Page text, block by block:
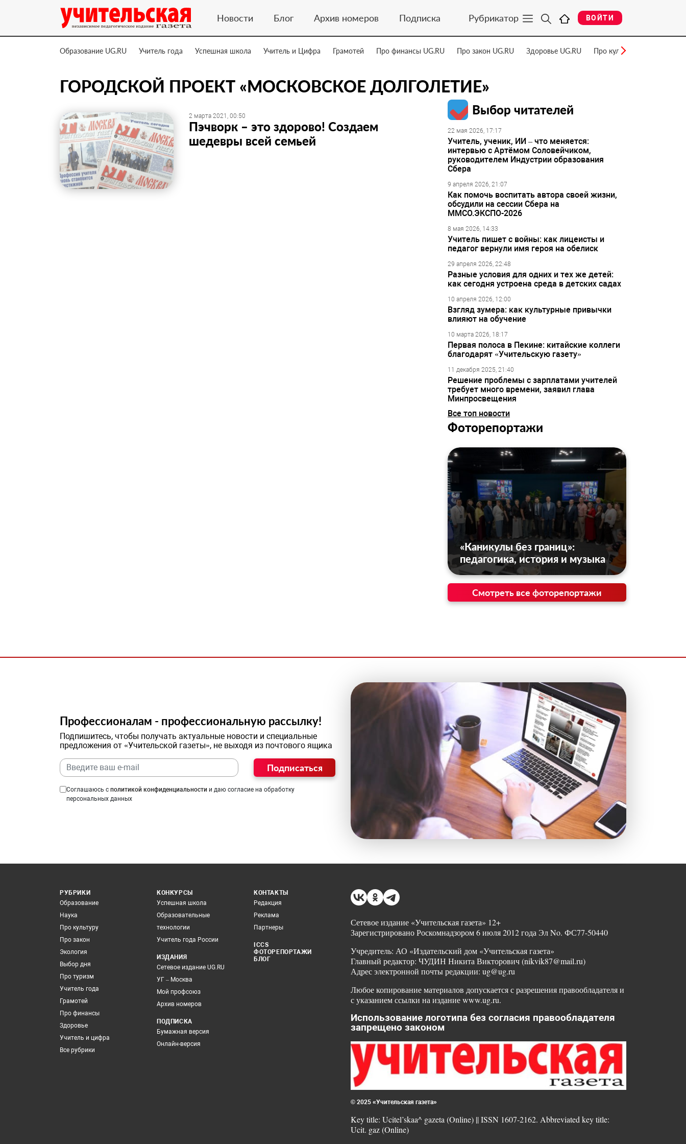
Новости Блог Архив номеров Подписка Рубрикатор ВОЙТИ
Образование UG.RU Учитель года Успешная школа Учитель и Цифра Грамотей Про финансы UG.RU Про закон UG.RU Здоровье UG.RU Про культуру UG.RU
ГОРОДСКОЙ ПРОЕКТ «МОСКОВСКОЕ ДОЛГОЛЕТИЕ»
2 марта 2021, 00:50
Пэчворк – это здорово! Создаем
шедевры всей семьей
Выбор читателей
22 мая 2026, 17:17
Учитель, ученик, ИИ – что меняется:
интервью с Артёмом Соловейчиком,
руководителем Индустрии образования
Сбера
9 апреля 2026, 21:07
Как помочь воспитать автора своей жизни,
обсудили на сессии Сбера на
ММСО.ЭКСПО-2026
8 мая 2026, 14:33
Учитель пишет с войны: как лицеисты и
педагог вернули имя героя на обелиск
29 апреля 2026, 22:48
Разные условия для одних и тех же детей:
как сегодня устроена среда в детских садах
10 апреля 2026, 12:00
Взгляд зумера: как культурные привычки
влияют на обучение
10 марта 2026, 18:17
Первая полоса в Пекине: китайские коллеги
благодарят «Учительскую газету»
11 декабря 2025, 21:40
Решение проблемы с зарплатами учителей
требует много времени, заявил глава
Минпросвещения
Все топ новости
Фоторепортажи
«Каникулы без границ»:
педагогика, история и музыка
Смотреть все фоторепортажи
Профессионалам - профессиональную рассылку!
Подпишитесь, чтобы получать актуальные новости и специальные
предложения от «Учительской газеты», не выходя из почтового ящика
Подписаться
Соглашаюсь с политикой конфиденциальности и даю согласие на обработку
персональных данных
РУБРИКИ
Образование
Наука
Про культуру
Про закон
Экология
Выбор дня
Про туризм
Учитель года
Грамотей
Про финансы
Здоровье
Учитель и цифра
Все рубрики
КОНКУРСЫ
Успешная школа
Образовательные
технологии
Учитель года России
ИЗДАНИЯ
Сетевое издание UG.RU
УГ – Москва
Мой профсоюз
Архив номеров
ПОДПИСКА
Бумажная версия
Онлайн-версия
КОНТАКТЫ
Редакция
Реклама
Партнеры
ICCS
ФОТОРЕПОРТАЖИ
БЛОГ
Сетевое издание «Учительская газета» 12+
Зарегистрировано Роскомнадзором 6 июля 2012 года Эл No. ФС77-50440
Учредитель: АО «Издательский дом «Учительская газета»
Главный редактор: ЧУДИН Никита Викторович (nikvik87@mail.ru)
Адрес электронной почты редакции: ug@ug.ru
Любое копирование материалов допускается с разрешения правообладателя и
с указанием ссылки на издание www.ug.ru.
Использование логотипа без согласия правообладателя
запрещено законом
© 2025 «Учительская газета»
Key title: Ucitel’skaa^ gazeta (Online) || ISSN 1607-2162. Abbreviated key title:
Ucit. gaz (Online)